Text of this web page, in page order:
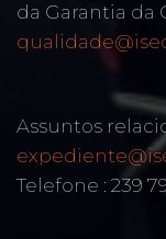
da Garantia da
Assuntos
Telefone : 239